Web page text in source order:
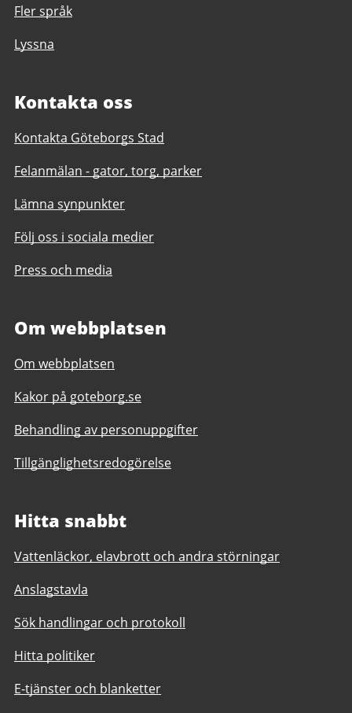
Fler språk
Lyssna
Kontakta oss
Kontakta Göteborgs Stad
Felanmälan - gator, torg, parker
Lämna synpunkter
Följ oss i sociala medier
Press och media
Om webbplatsen
Om webbplatsen
Kakor på goteborg.se
Behandling av personuppgifter
Tillgänglighetsredogörelse
Hitta snabbt
Vattenläckor, elavbrott och andra störningar
Anslagstavla
Sök handlingar och protokoll
Hitta politiker
E-tjänster och blanketter